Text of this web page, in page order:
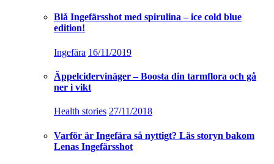
Blå Ingefärsshot med spirulina – ice cold blue
edition!
Ingefära 16/11/2019
Äppelcidervinäger – Boosta din tarmflora och gå
ner i vikt
Health stories 27/11/2018
Varför är Ingefära så nyttigt? Läs storyn bakom
Lenas Ingefärsshot